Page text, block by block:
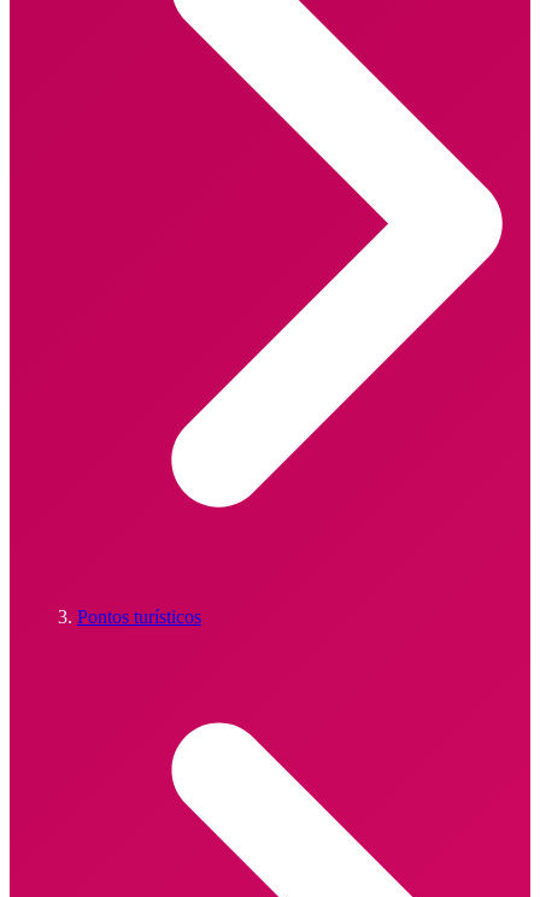
Pontos turísticos